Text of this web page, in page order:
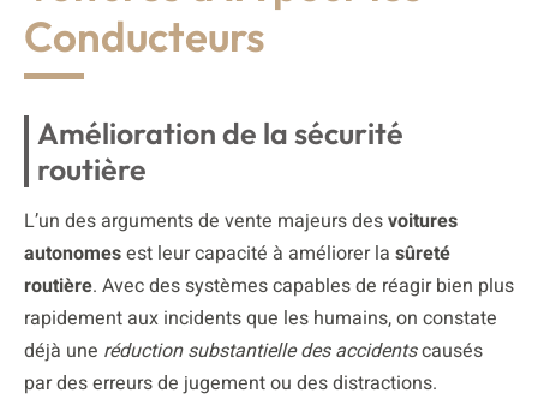
Conducteurs
Amélioration de la sécurité
routière
L’un des arguments de vente majeurs desvoitures
autonomesest leur capacité à améliorer la sûreté
routière. Avec des systèmes capables de réagir bien plus
rapidement aux incidents que les humains, on constate
déjà une réduction substantielle des accidentscausés
par des erreurs de jugement ou des distractions.